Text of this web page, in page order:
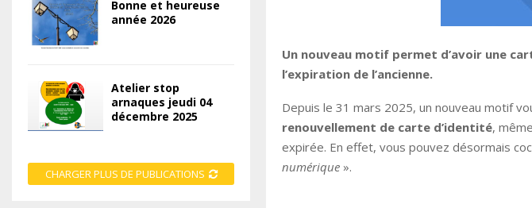
Un nouveau motif permet d’avoir une
l’expiration de l’ancienne.
Depuis le 31 mars 2025, un nouveau motif
renouvellement de carte d’identité,
expirée. En effet, vous pouvez désormais
numérique ».
Bonne et heureuse
année 2026
Atelier stop
arnaques jeudi 04
décembre 2025
CHARGER PLUS DE PUBLICATIONS